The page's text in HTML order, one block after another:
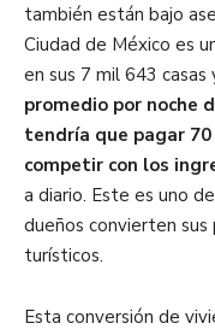
también están bajo
Ciudad de México es
en sus 7 mil 643
promedio por noche
tendría que pagar
competir con los
a diario. Este es uno
dueños convierten
turísticos.
Esta conversión de